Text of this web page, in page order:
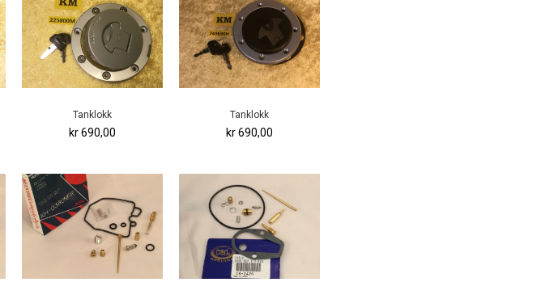
Tanklokk
kr 690,00
Tanklokk
kr 690,00